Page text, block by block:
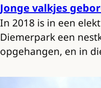
Jonge valkjes
In 2018 is in een
Diemerpark een
opgehangen, en in